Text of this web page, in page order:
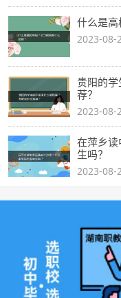
什么是高
2023-08-
贵阳的
荐？
2023-08-
在萍乡
生吗？
2023-08-